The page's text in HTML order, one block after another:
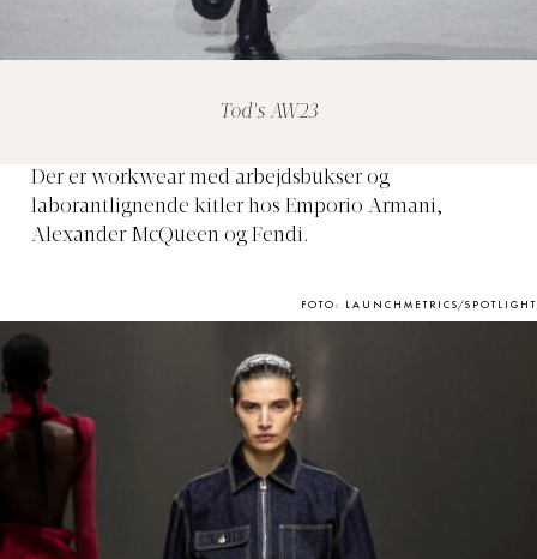
Tod's AW23
Der er workwear med arbejdsbukser og
laborantlignende kitler hos Emporio Armani,
Alexander McQueen og Fendi.
FOTO: LAUNCHMETRICS/SPOTLIGHT